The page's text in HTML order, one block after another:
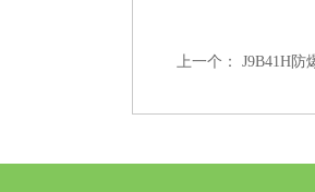
上一个： J9B41H防